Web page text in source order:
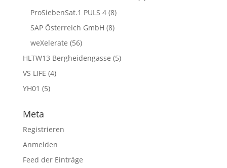
ProSiebenSat.1 PULS 4(8)
SAP Österreich GmbH (8)
weXelerate (56)
HLTW13 Bergheidengasse (5)
VS LIFE (4)
YH01 (5)
Meta
Registrieren
Anmelden
Feed der Einträge